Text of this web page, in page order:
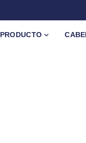
PRODUCTO